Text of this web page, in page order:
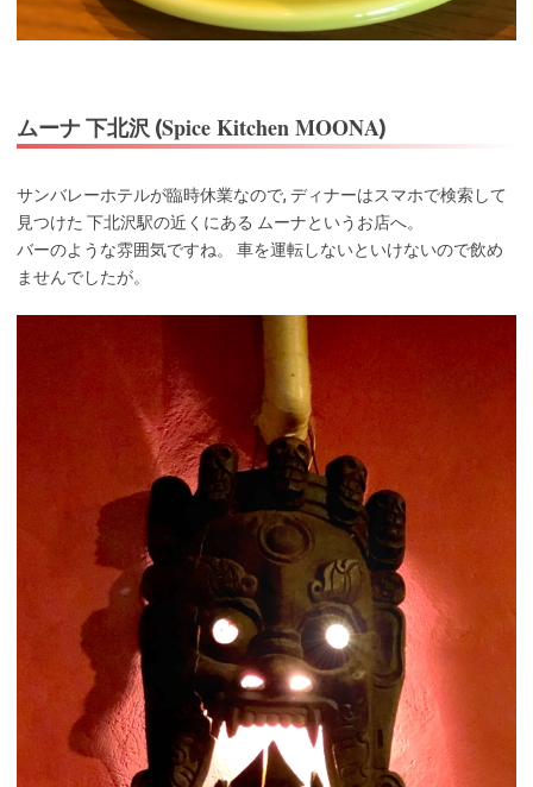
ムーナ 下北沢 (Spice Kitchen MOONA)
サンバレーホテルが臨時休業なので, ディナーはスマホで検索して
見つけた 下北沢駅の近くにある ムーナというお店へ。
バーのような雰囲気ですね。 車を運転しないといけないので飲め
ませんでしたが。